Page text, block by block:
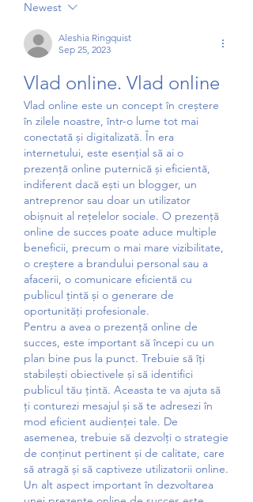
Newest
Aleshia Ringquist
Sep 25, 2023
Vlad online. Vlad online
Vlad online este un concept în creștere
în zilele noastre, într-o lume tot mai
conectată și digitalizată. În era
internetului, este esențial să ai o
prezență online puternică și eficientă,
indiferent dacă ești un blogger, un
antreprenor sau doar un utilizator
obișnuit al rețelelor sociale. O prezență
online de succes poate aduce multiple
beneficii, precum o mai mare vizibilitate,
o creștere a brandului personal sau a
afacerii, o comunicare eficientă cu
publicul țintă și o generare de
oportunități profesionale.
Pentru a avea o prezență online de
succes, este important să începi cu un
plan bine pus la punct. Trebuie să îți
stabilești obiectivele și să identifici
publicul tău țintă. Aceasta te va ajuta să
ți conturezi mesajul și să te adresezi în
mod eficient audienței tale. De
asemenea, trebuie să dezvolți o strategie
de conținut pertinent și de calitate, care
să atragă și să captiveze utilizatorii online.
Un alt aspect important în dezvoltarea